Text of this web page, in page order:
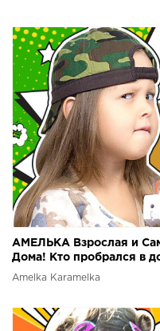
АМЕЛЬКА Взрослая и
Дома! Кто пробрался в
Amelka Karamelka